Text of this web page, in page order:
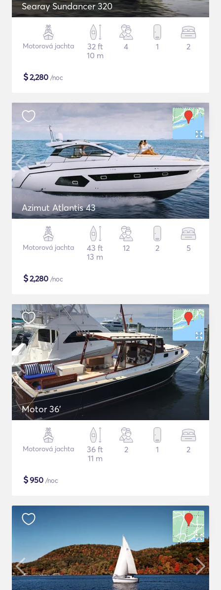
Searay Sundancer 320
Motorová jachta
32 ft
10 m
4 1 2
$2,280 /noc
Azimut Atlantis 43
Motorová jachta
43 ft
13 m
12 2 5
$2,280 /noc
Motor 36'
Motorová jachta
36 ft
11 m
2 1 2
$950 /noc